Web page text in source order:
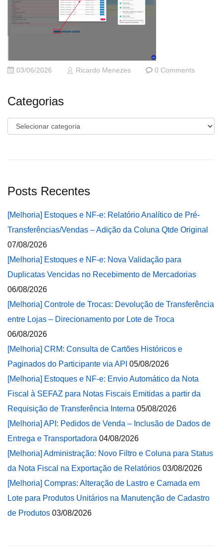
03/06/2026 Ricardo Menezes 0 Comments
Categorias
Categorias
Posts Recentes
[Melhoria] Estoques e NF-e: Relatório Analítico de Pré-
Transferências/Vendas – Adição da Coluna Qtde Original
07/08/2026
[Melhoria] Estoques e NF-e: Nova Validação para
Duplicatas Vencidas no Recebimento de Mercadorias
06/08/2026
[Melhoria] Controle de Trocas: Devolução de Transferência
entre Lojas – Direcionamento por Lote de Troca
06/08/2026
[Melhoria] CRM: Consulta de Cartões Históricos e
Paginados do Participante via API 05/08/2026
[Melhoria] Estoques e NF-e: Envio Automático da Nota
Fiscal à SEFAZ para Notas Fiscais Emitidas a partir da
Requisição de Transferência Interna 05/08/2026
[Melhoria] API: Pedidos de Venda – Inclusão de Dados de
Entrega e Transportadora 04/08/2026
[Melhoria] Administração: Novo Filtro e Coluna para Status
da Nota Fiscal na Exportação de Relatórios 03/08/2026
[Melhoria] Compras: Alteração de Lastro e Camada em
Lote para Produtos Unitários na Manutenção de Cadastro
de Produtos 03/08/2026